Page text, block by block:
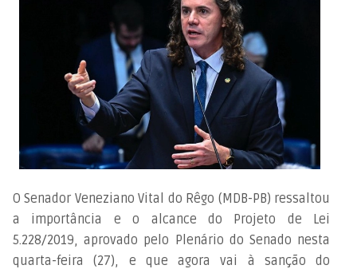
O Senador Veneziano Vital do Rêgo (MDB-PB) ressaltou
a importância e o alcance do Projeto de Lei
5.228/2019, aprovado pelo Plenário do Senado nesta
quarta-feira (27), e que agora vai à sanção do